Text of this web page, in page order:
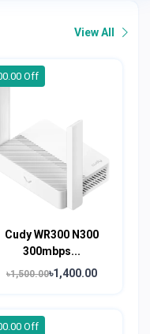
View All
Off
Cudy WR300 N300
300mbps...
৳1,500.00৳1,400.00
Off